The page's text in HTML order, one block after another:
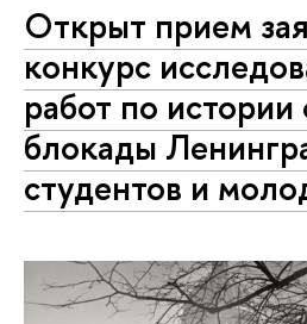
Открыт прием
конкурс
работ по
блокады
студентов и